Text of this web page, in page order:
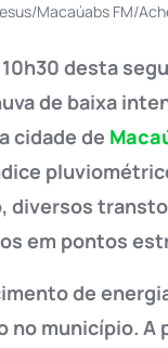
Macaúabs FM/
desta
de baixa
cidade de
diversos
em pontos
de
no município. A